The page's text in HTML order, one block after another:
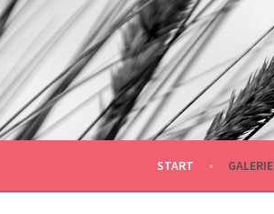
START GALERIE